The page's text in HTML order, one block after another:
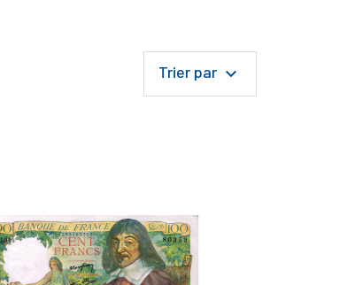
Trier par keyboard_arrow_down